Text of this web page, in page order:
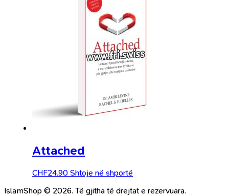
Attached
CHF24.90 Shtoje në shportë
IslamShop © 2026. Të gjitha të drejtat e rezervuara.